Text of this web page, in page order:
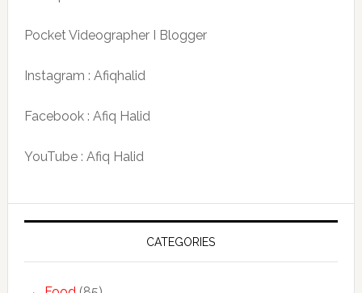
Pocket Videographer I Blogger
Instagram : Afiqhalid
Facebook : Afiq Halid
YouTube : Afiq Halid
CATEGORIES